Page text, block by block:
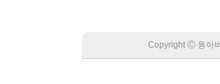
Copyright Ⓒ 동아